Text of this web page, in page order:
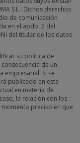
S.L.. Dichos derechos
de comunicación
en el apdo. 2 del
del titular de los datos
su política de
de un
empresarial. Si se
publicado en esta
en materia de
la relación con los
preciso en que